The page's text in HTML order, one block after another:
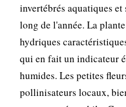
invertébrés aquatiques
long de l'année. La
hydriques
qui en fait un indicateur
humides. Les petites
pollinisateurs locaux,